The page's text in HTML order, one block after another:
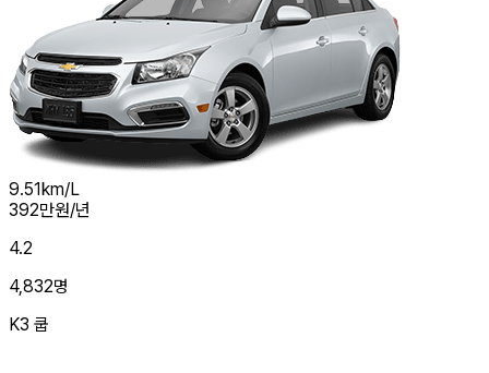
9.51km/L
392만원/년
4.2
4,832명
K3 쿱